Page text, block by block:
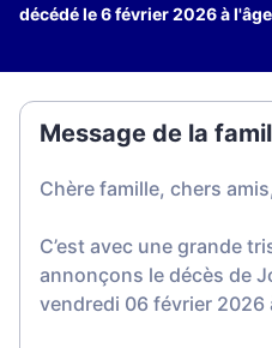
décédé le 6 février 2026 à
Message de la
Chère famille, chers
C’est avec une grande
annonçons le décès de
vendredi 06 février 2026